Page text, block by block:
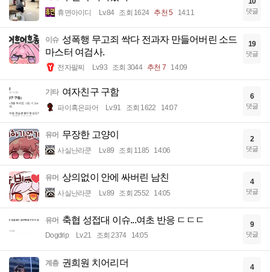
휴면아이디 Lv.84 조회 1624 추천 5 14:11 댓글
이슈 성폭행 무고죄 싹다 전과자 만들어버린 소드
마스터 여검사.
전자팔찌 Lv.93 조회 3044 추천 7 14:09
19
댓글
기타 여자친구 구함
파이혹은파어 Lv.91 조회 1622 14:07
6
댓글
유머 무장한 고양이
사실난라쿤 Lv.89 조회 1185 14:06
2
댓글
유머 상의없이 안에 싸버린 남친
사실난라쿤 Lv.89 조회 2552 14:05
4
댓글
유머 축협 성접대 이슈...여초 반응 ㄷㄷㄷ
Dogdrip Lv.21 조회 2374 14:05
9
댓글
계층 권희원 치어리더 4